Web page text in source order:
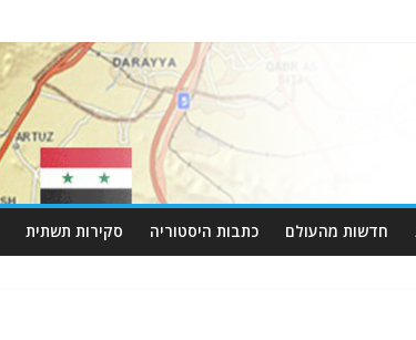
חדשות מהעולם כתבות היסטוריה סקירות תשתית